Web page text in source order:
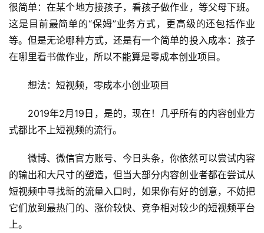
很简单：在某个地方接孩子，看孩子做作业，等父母下班。
这是目前最简单的“保姆”业务方式，更高级的还包括作业
等。但是无论哪种方式，还是有一个简单的投入成本：孩子
在哪里看书做作业，所以不能算是零成本创业项目。
想法：短视频，零成本小创业项目
2019年2月19日，是的，现在！几乎所有的内容创业方
式都比不上短视频的流行。
微博、微信官方账号、今日头条，你依然可以尝试内容
的输出和大尺寸的塑造，但当大部分内容创业者都在尝试从
短视频中寻找新的流量入口时，如果你有好的创意，不妨把
它们放到最热门的、涨价较快、竞争相对较少的短视频平台
上。